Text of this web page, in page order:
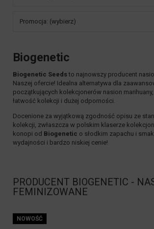
Promocja: (wybierz)
Biogenetic
Biogenetic Seeds to najnowszy producent
Naszej ofercie! Idealna alternatywa dla
początkujących kolekcjonerów nasion
łatwość kolekcji i dużej odporności.
Docenione za wyjątkową zgodność opisu ze
kolekcji, zwłaszcza w polskim klaserze
konopi od Biogenetic o słodkim zapachu i
wydajności i bardzo niskiej cenie!
PRODUCENT BIOGENETIC -
FEMINIZOWANE
NOWOŚĆ